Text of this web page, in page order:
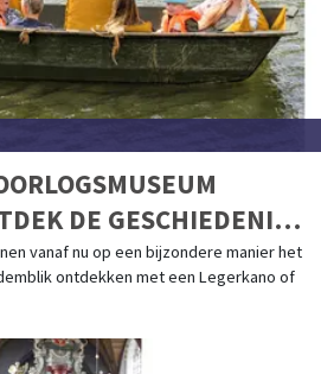
DE GESCHIEDENIS
OF LEGERKANO
vanaf nu op een bijzondere manier het
ontdekken met een Legerkano of